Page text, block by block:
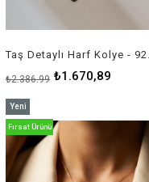
₺1.670,89
₺2.386,99
Yeni
Ürün
Fırsat Ürünü